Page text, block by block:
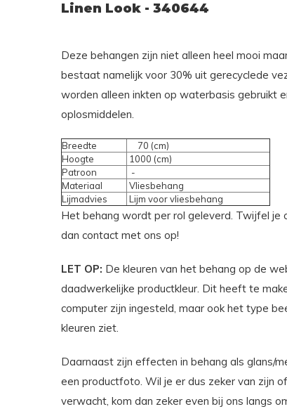
Linen Look - 340644
Deze behangen zijn niet alleen heel mooi
bestaat namelijk voor 30% uit gerecyclede
worden alleen inkten op waterbasis gebruikt
oplosmiddelen.
Breedte
70 (cm)
Hoogte
1000 (cm)
Patroon
-
Materiaal
Vliesbehang
Lijmadvies
Lijm voor vliesbehang
Het behang wordt per rol geleverd. Twijfel je
dan contact met ons op!
LET OP: De kleuren van het behang op de
daadwerkelijke productkleur. Dit heeft te
computer zijn ingesteld, maar ook het type
kleuren ziet.
Daarnaast zijn effecten in behang als glans/
een productfoto. Wil je er dus zeker van zijn
verwacht, kom dan zeker even bij ons langs